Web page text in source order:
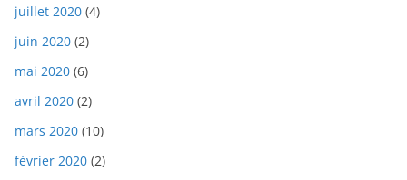
juillet 2020 (4)
juin 2020 (2)
mai 2020 (6)
avril 2020 (2)
mars 2020 (10)
février 2020 (2)